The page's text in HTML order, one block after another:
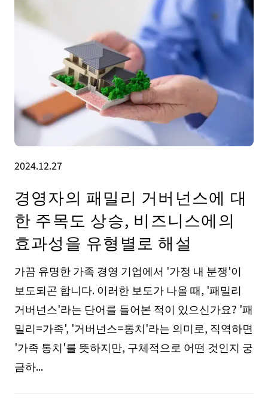
2024.12.27
경영자의 패밀리 거버넌스에 대
한 주목도 상승, 비즈니스에의
효과성을 유형별로 해설
가끔 유명한 가족 경영 기업에서 '가정 내 분쟁'이
보도되곤 합니다. 이러한 보도가 나올 때, '패밀리
거버넌스'라는 단어를 들어본 적이 있으신가요? '패
밀리=가족', '거버넌스=통치'라는 의미로, 직역하면
'가족 통치'를 뜻하지만, 구체적으로 어떤 것인지 궁
금하...